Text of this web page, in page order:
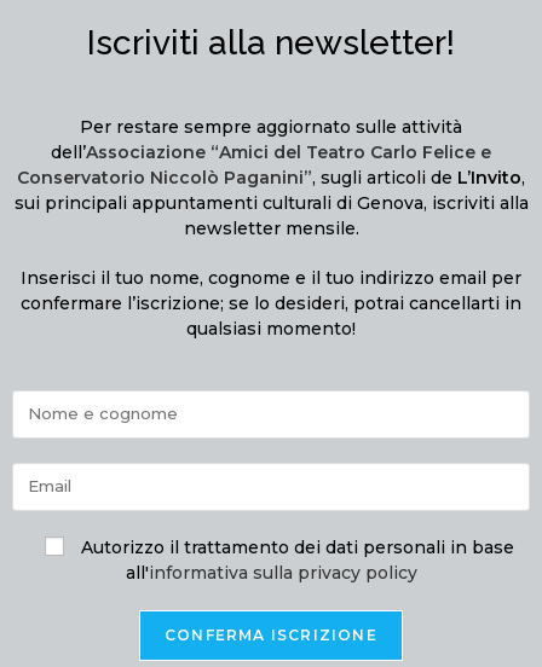
Iscriviti alla newsletter!
Per restare sempre aggiornato sulle attività
dell’Associazione “Amici del Teatro Carlo Felice e
Conservatorio Niccolò Paganini”, sugli articoli de L’Invito,
sui principali appuntamenti culturali di Genova, iscriviti alla
newsletter mensile.
Inserisci il tuo nome, cognome e il tuo indirizzo email per
confermare l’iscrizione; se lo desideri, potrai cancellarti in
qualsiasi momento!
Autorizzo il trattamento dei dati personali in base
all'informativa sulla privacy policy